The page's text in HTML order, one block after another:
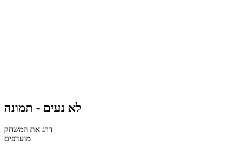
לא נעים - תמונה
דרג את המשחק
מועדפים